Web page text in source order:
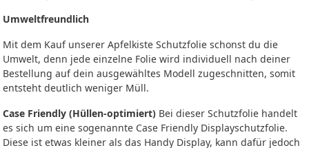
Umweltfreundlich
Mit dem Kauf unserer Apfelkiste Schutzfolie schonst du die
Umwelt, denn jede einzelne Folie wird individuell nach deiner
Bestellung auf dein ausgewähltes Modell zugeschnitten, somit
entsteht deutlich weniger Müll.
Case Friendly (Hüllen-optimiert) Bei dieser Schutzfolie handelt
es sich um eine sogenannte Case Friendly Displayschutzfolie.
Diese ist etwas kleiner als das Handy Display, kann dafür jedoch